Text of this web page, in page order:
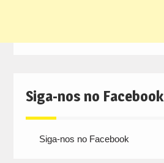
Siga-nos no Facebook
Siga-nos no Facebook